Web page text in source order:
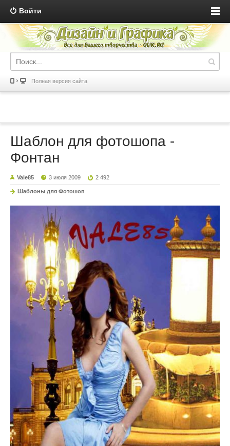
Войти
Полная версия сайта
Шаблон для фотошопа -
Фонтан
Vale85 3 июля 2009 2 492
Шаблоны для Фотошоп